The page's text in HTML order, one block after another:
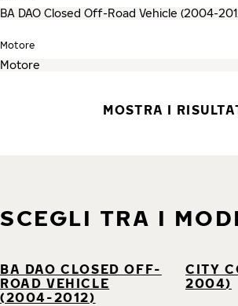
Motore
MOSTRA I
SCEGLI TRA I
BA DAO CLOSED OFF-
ROAD VEHICLE
(2004-2012)
CITY
2004)